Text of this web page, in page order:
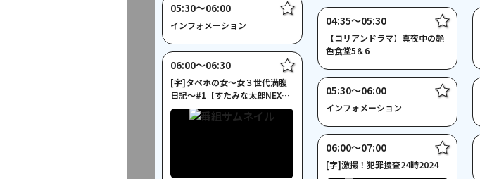
05:30〜06:00
インフォメーション
06:00〜06:30
[字]タベホの女～女３世代満腹
日記～#1【すたみな太郎NEXT
編】
04:35〜05:30
【コリアンドラマ】真夜中の艶
色食堂5＆6
05:30〜06:00
インフォメーション
06:00〜07:00
[字]激撮！犯罪捜査24時2024